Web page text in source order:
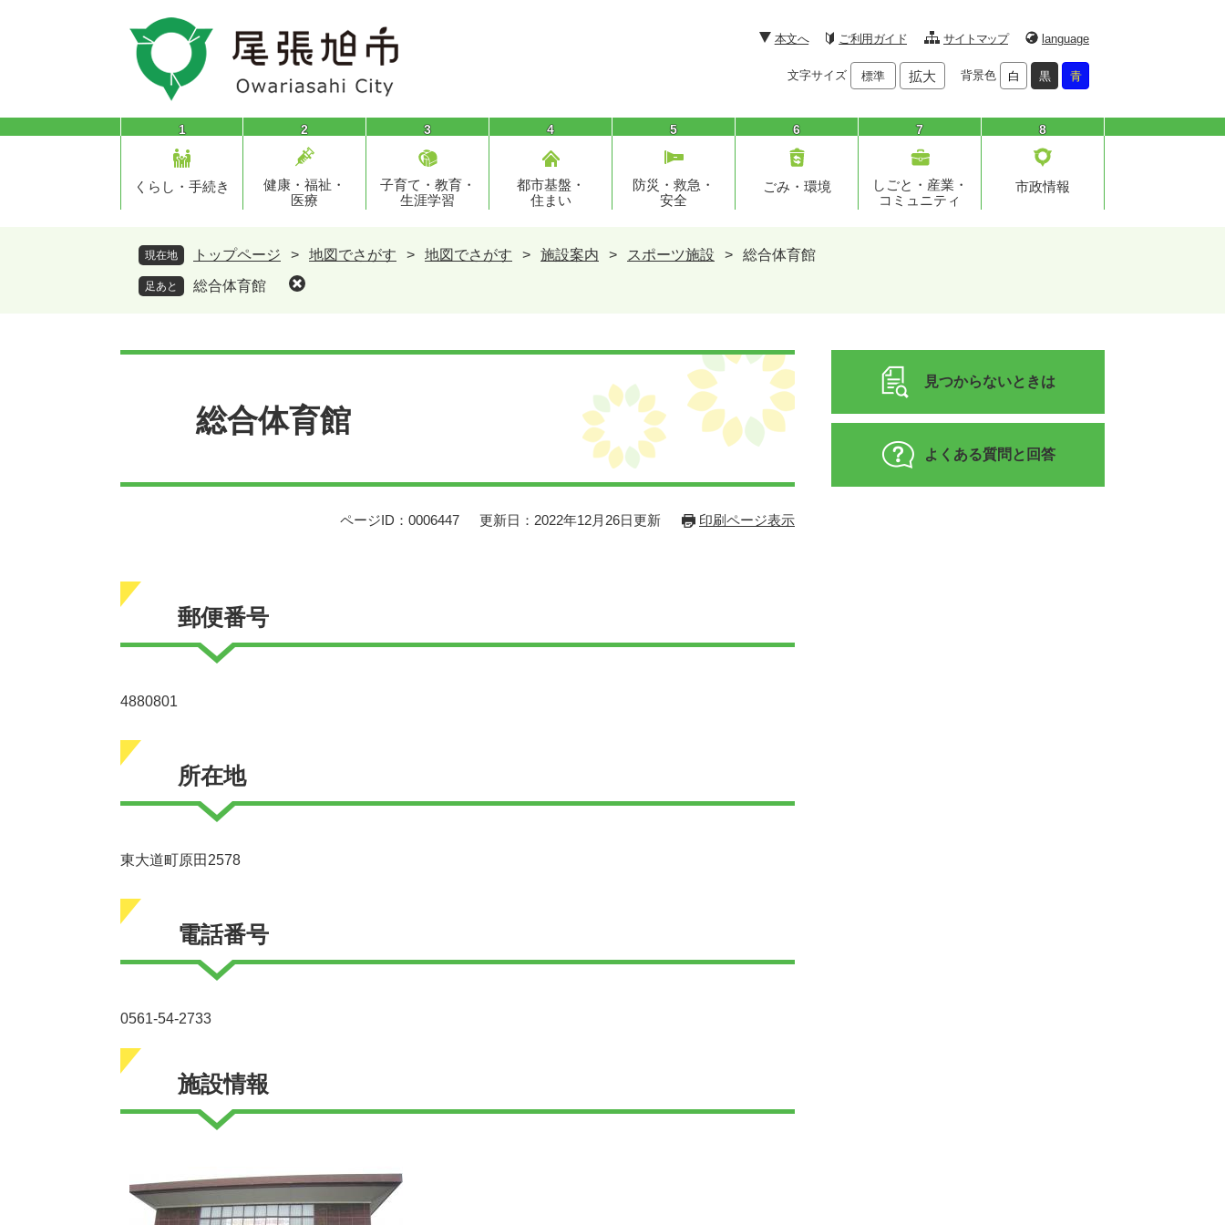
頭
飛
本文へ ご利用ガイド サイトマップ language
文字サイズ 標準 拡大 背景色 白 黒 青
1
くらし・手続き
2
健康・福祉・
医療
3
子育て・教育・
生涯学習
4
都市基盤・
住まい
5
防災・救急・
安全
6
ごみ・環境
7
しごと・産業・
コミュニティ
8
市政情報
現在地 トップページ > 地図でさがす > 地図でさがす > 施設案内 > スポーツ施設 > 総合体育館
足あと 総合体育館
総合体育館
ページID：0006447 更新日：2022年12月26日更新 印刷ページ表示
郵便番号
4880801
所在地
東大道町原田2578
電話番号
0561-54-2733
施設情報
見つからないときは
よくある質問と回答